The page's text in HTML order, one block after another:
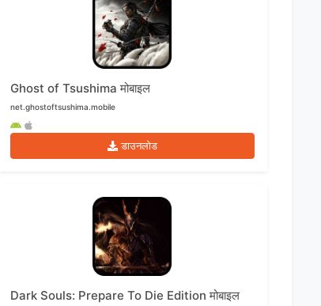
Ghost of Tsushima मोबाइल
net.ghostoftsushima.mobile
डाउनलोड
Dark Souls: Prepare To Die Edition मोबाइल